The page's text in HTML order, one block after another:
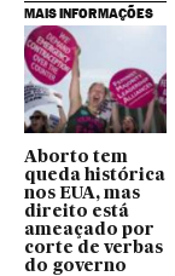
MAIS INFORMAÇÕES
Aborto tem
queda histórica
nos EUA, mas
direito está
ameaçado por
corte de verbas
do governo